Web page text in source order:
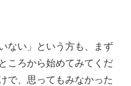
ない」という方も、まず
ころから始めてみてくだ
で、思ってもみなかった